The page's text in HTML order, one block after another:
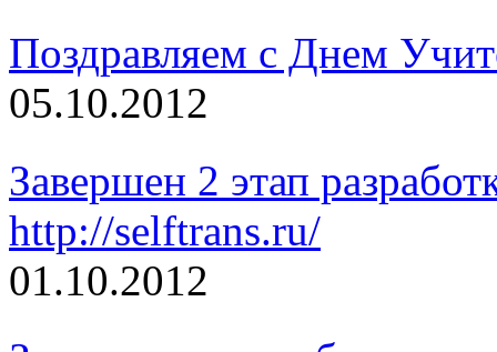
Поздравляем с Днем
05.10.2012
Завершен 2 этап
http://selftrans.ru/
01.10.2012